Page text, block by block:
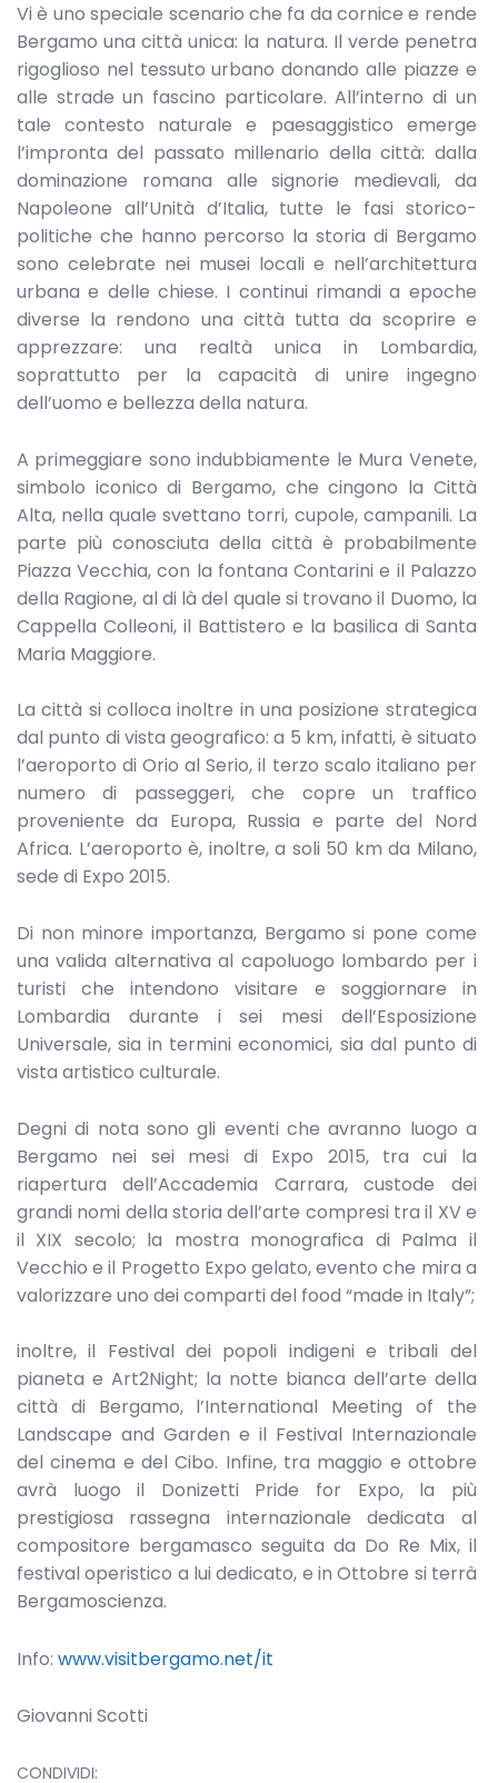
Vi è uno speciale scenario che fa da cornice e rende
Bergamo una città unica: la natura. Il verde penetra
rigoglioso nel tessuto urbano donando alle piazze e
alle strade un fascino particolare. All’interno di un
tale contesto naturale e paesaggistico emerge
l’impronta del passato millenario della città: dalla
dominazione romana alle signorie medievali, da
Napoleone all’Unità d’Italia, tutte le fasi storico-
politiche che hanno percorso la storia di Bergamo
sono celebrate nei musei locali e nell’architettura
urbana e delle chiese. I continui rimandi a epoche
diverse la rendono una città tutta da scoprire e
apprezzare: una realtà unica in Lombardia,
soprattutto per la capacità di unire ingegno
dell’uomo e bellezza della natura.
A primeggiare sono indubbiamente le Mura Venete,
simbolo iconico di Bergamo, che cingono la Città
Alta, nella quale svettano torri, cupole, campanili. La
parte più conosciuta della città è probabilmente
Piazza Vecchia, con la fontana Contarini e il Palazzo
della Ragione, al di là del quale si trovano il Duomo, la
Cappella Colleoni, il Battistero e la basilica di Santa
Maria Maggiore.
La città si colloca inoltre in una posizione strategica
dal punto di vista geografico: a 5 km, infatti, è situato
l’aeroporto di Orio al Serio, il terzo scalo italiano per
numero di passeggeri, che copre un traffico
proveniente da Europa, Russia e parte del Nord
Africa. L’aeroporto è, inoltre, a soli 50 km da Milano,
sede di Expo 2015.
Di non minore importanza, Bergamo si pone come
una valida alternativa al capoluogo lombardo per i
turisti che intendono visitare e soggiornare in
Lombardia durante i sei mesi dell’Esposizione
Universale, sia in termini economici, sia dal punto di
vista artistico culturale.
Degni di nota sono gli eventi che avranno luogo a
Bergamo nei sei mesi di Expo 2015, tra cui la
riapertura dell’Accademia Carrara, custode dei
grandi nomi della storia dell’arte compresi tra il XV e
il XIX secolo; la mostra monografica di Palma il
Vecchio e il Progetto Expo gelato, evento che mira a
valorizzare uno dei comparti del food “made in Italy”;
inoltre, il Festival dei popoli indigeni e tribali del
pianeta e Art2Night; la notte bianca dell’arte della
città di Bergamo, l’International Meeting of the
Landscape and Garden e il Festival Internazionale
del cinema e del Cibo. Infine, tra maggio e ottobre
avrà luogo il Donizetti Pride for Expo, la più
prestigiosa rassegna internazionale dedicata al
compositore bergamasco seguita da Do Re Mix, il
festival operistico a lui dedicato, e in Ottobre si terrà
Bergamoscienza.
Info: www.visitbergamo.net/it
Giovanni Scotti
CONDIVIDI: